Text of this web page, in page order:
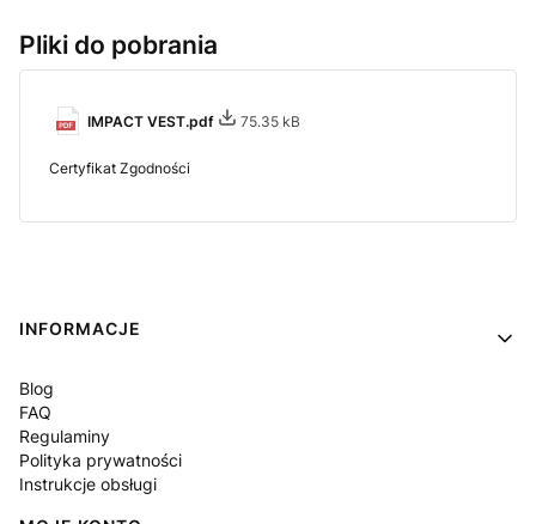
Pliki do pobrania
IMPACT VEST.pdf 75.35 kB
Certyfikat Zgodności
Linki w stopce
INFORMACJE
Blog
FAQ
Regulaminy
Polityka prywatności
Instrukcje obsługi